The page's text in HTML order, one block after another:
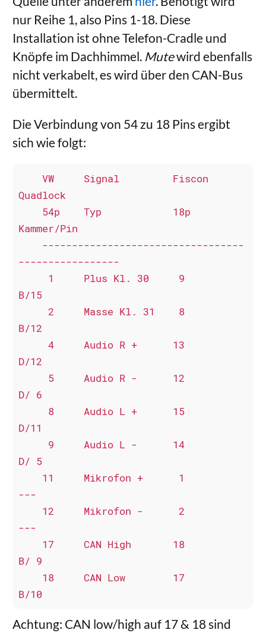
nur Reihe 1, also Pins 1-18. Diese
Installation ist ohne Telefon-Cradle und
Knöpfe im Dachhimmel. Mutewird ebenfalls
nicht verkabelt, es wird über den CAN-Bus
übermittelt.
Die Verbindung von 54 zu 18 Pins ergibt
sich wie folgt:
    VW     Signal         Fiscon
Quadlock
Kammer/Pin
-----------------
B/15
     2     Masse Kl. 31    8
B/12
     4     Audio R +      13
D/12
D/ 6
D/11
D/ 5
---
---
B/ 9
B/10
Achtung: CAN low/high auf 17 & 18 sind